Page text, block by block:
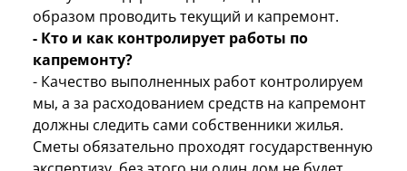
образом проводить текущий и капремонт.
- Кто и как контролирует работы по
капремонту?
- Качество выполненных работ контролируем
мы, а за расходованием средств на капремонт
должны следить сами собственники жилья.
Сметы обязательно проходят государственную